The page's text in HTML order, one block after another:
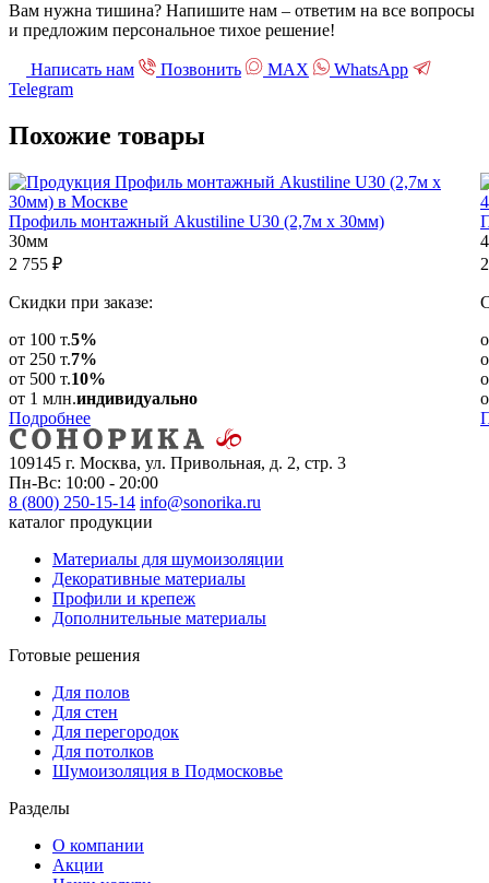
Вам нужна тишина? Напишите нам – ответим на все вопросы
и предложим персональное тихое решение!
Написать нам Позвонить МАХ
WhatsApp
Telegram
Похожие товары
Профиль монтажный Akustiline U30 (2,7м х 30мм)
30мм
2 755 ₽
Скидки при заказе:
от 100 т.5%
от 250 т.7%
от 500 т.10%
от 1 млн.индивидуально
Подробнее
109145 г. Москва, ул. Привольная, д. 2, стр. 3
Пн-Вс: 10:00 - 20:00
8 (800) 250-15-14 info@sonorika.ru
каталог продукции
Материалы для шумоизоляции
Декоративные материалы
Профили и крепеж
Дополнительные материалы
Готовые решения
Для полов
Для стен
Для перегородок
Для потолков
Шумоизоляция в Подмосковье
Разделы
О компании
Акции